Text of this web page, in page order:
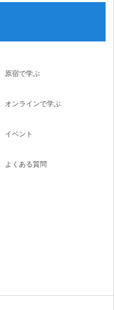
原宿で学ぶ
オンラインで学ぶ
イベント
よくある質問